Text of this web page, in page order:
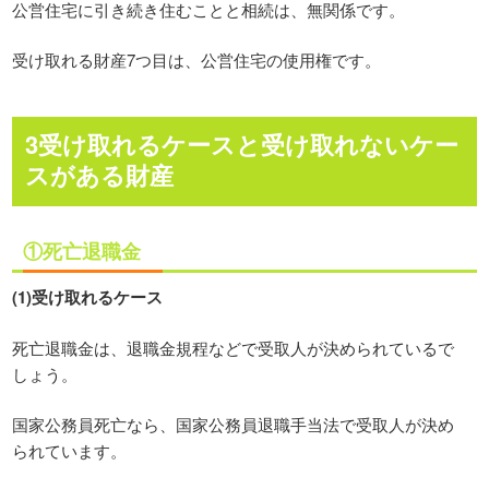
公営住宅に引き続き住むことと相続は、無関係です。
受け取れる財産7つ目は、公営住宅の使用権です。
3受け取れるケースと受け取れないケー
スがある財産
①死亡退職金
(1)受け取れるケース
死亡退職金は、退職金規程などで受取人が決められているで
しょう。
国家公務員死亡なら、国家公務員退職手当法で受取人が決め
られています。